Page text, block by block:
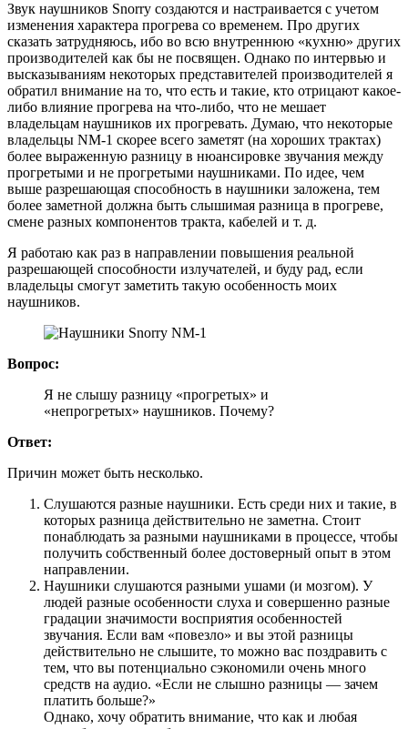
Звук наушников Snorry создаются и настраивается с учетом
изменения характера прогрева со временем. Про других
сказать затрудняюсь, ибо во всю внутреннюю «кухню» других
производителей как бы не посвящен. Однако по интервью и
высказываниям некоторых представителей производителей я
обратил внимание на то, что есть и такие, кто отрицают какое-
либо влияние прогрева на что-либо, что не мешает
владельцам наушников их прогревать. Думаю, что некоторые
владельцы NM-1 скорее всего заметят (на хороших трактах)
более выраженную разницу в нюансировке звучания между
прогретыми и не прогретыми наушниками. По идее, чем
выше разрешающая способность в наушники заложена, тем
более заметной должна быть слышимая разница в прогреве,
смене разных компонентов тракта, кабелей и т. д.
Я работаю как раз в направлении повышения реальной
разрешающей способности излучателей, и буду рад, если
владельцы смогут заметить такую особенность моих
наушников.
Вопрос:
Я не слышу разницу «прогретых» и
«непрогретых» наушников. Почему?
Ответ:
Причин может быть несколько.
Слушаются разные наушники. Есть среди них и такие, в
которых разница действительно не заметна. Стоит
понаблюдать за разными наушниками в процессе, чтобы
получить собственный более достоверный опыт в этом
направлении.
Наушники слушаются разными ушами (и мозгом). У
людей разные особенности слуха и совершенно разные
градации значимости восприятия особенностей
звучания. Если вам «повезло» и вы этой разницы
действительно не слышите, то можно вас поздравить с
тем, что вы потенциально сэкономили очень много
средств на аудио. «Если не слышно разницы — зачем
платить больше?»
Однако, хочу обратить внимание, что как и любая